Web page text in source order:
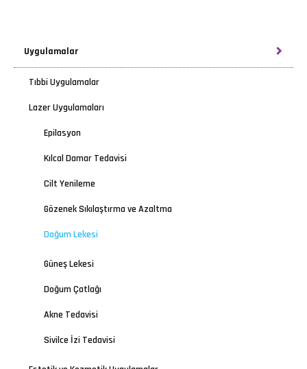
Uygulamalar
Tıbbi Uygulamalar
Lazer Uygulamaları
Epilasyon
Kılcal Damar Tedavisi
Cilt Yenileme
Gözenek Sıkılaştırma ve Azaltma
Doğum Lekesi
Güneş Lekesi
Doğum Çatlağı
Akne Tedavisi
Sivilce İzi Tedavisi